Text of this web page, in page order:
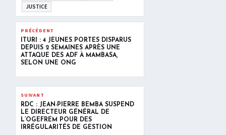
JUSTICE
PRÉCÉDENT
ITURI : 4 JEUNES PORTÉS DISPARUS
DEPUIS 2 SEMAINES APRÈS UNE
ATTAQUE DES ADF À MAMBASA,
SELON UNE ONG
SUIVANT
RDC : JEAN-PIERRE BEMBA SUSPEND
LE DIRECTEUR GÉNÉRAL DE
L’OGEFREM POUR DES
IRRÉGULARITÉS DE GESTION